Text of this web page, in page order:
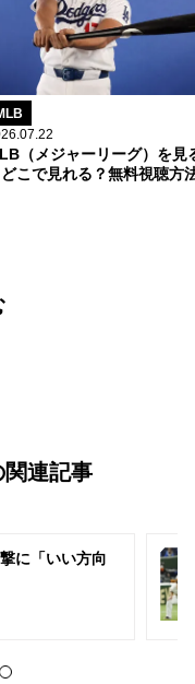
（メジャーリーグ）を見
どこで見れる？無料視聴方
連記事
に「いい方向